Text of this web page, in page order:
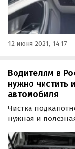
12 июня 2021, 14:17
Водителям в
нужно чистить
автомобиля
Чистка
нужная и
двигателя,